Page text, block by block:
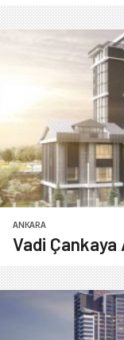
ANKARA
Vadi